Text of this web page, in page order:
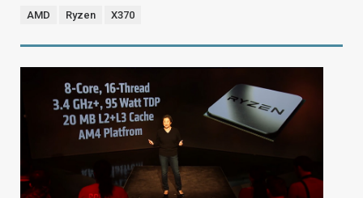
AMD Ryzen X370